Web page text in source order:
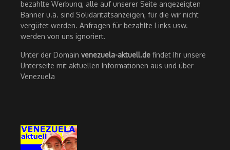
bezahlte Werbung, alle auf unserer Seite angezeigten
Banner u.ä. sind Solidaritätsanzeigen, für die wir nicht
vergütet werden. Anfragen für bezahlte Links usw.
werden von uns ignoriert.
Unter der Domain venezuela-aktuell.de findet Ihr unsere
Unterseite mit aktuellen Informationen aus und über
Venezuela